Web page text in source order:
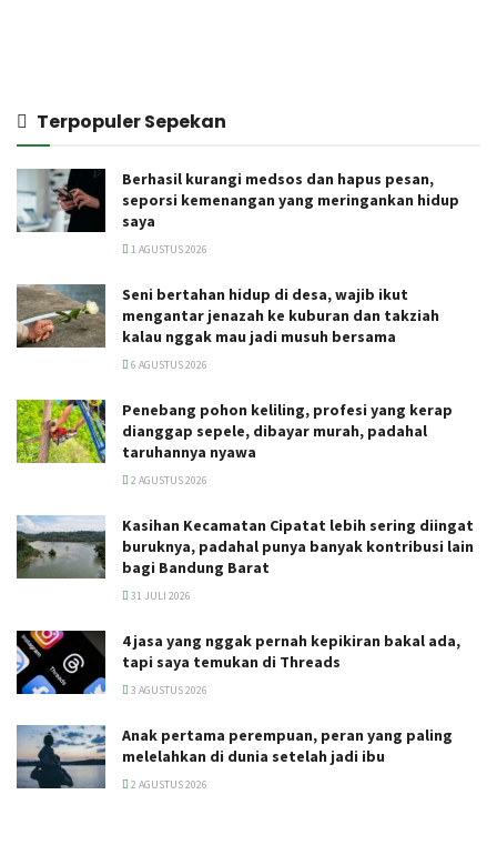
Terpopuler Sepekan
Berhasil kurangi medsos dan hapus pesan,
seporsi kemenangan yang meringankan hidup
saya
1 AGUSTUS 2026
Seni bertahan hidup di desa, wajib ikut
mengantar jenazah ke kuburan dan takziah
kalau nggak mau jadi musuh bersama
6 AGUSTUS 2026
Penebang pohon keliling, profesi yang kerap
dianggap sepele, dibayar murah, padahal
taruhannya nyawa
2 AGUSTUS 2026
Kasihan Kecamatan Cipatat lebih sering diingat
buruknya, padahal punya banyak kontribusi lain
bagi Bandung Barat
31 JULI 2026
4 jasa yang nggak pernah kepikiran bakal ada,
tapi saya temukan di Threads
3 AGUSTUS 2026
Anak pertama perempuan, peran yang paling
melelahkan di dunia setelah jadi ibu
2 AGUSTUS 2026